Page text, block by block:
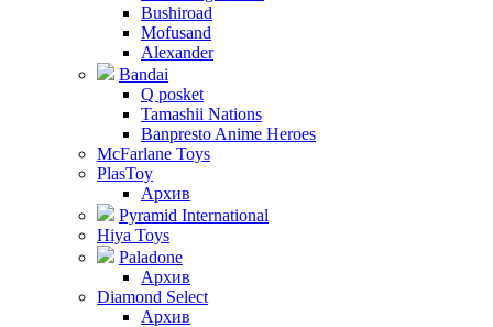
Bushiroad
Mofusand
Alexander
Bandai
Q posket
Tamashii Nations
Banpresto Anime Heroes
McFarlane Toys
PlasToy
Архив
Pyramid International
Hiya Toys
Paladone
Архив
Diamond Select
Архив